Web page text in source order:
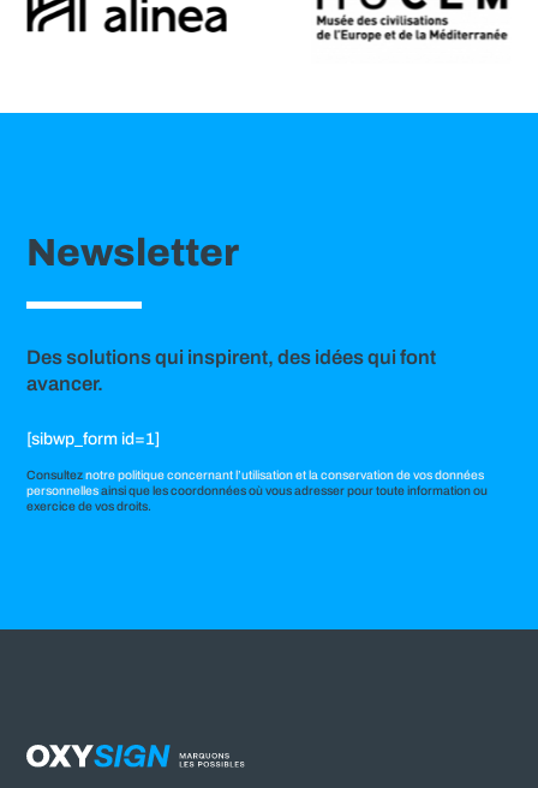
Newsletter
Des solutions qui inspirent, des idées qui font
avancer.
[sibwp_form id=1]
Consulteznotre politique concernant l’utilisation et la conservation de vos données
personnellesainsi que les coordonnées où vous adresser pour toute information ou
exercice de vos droits.